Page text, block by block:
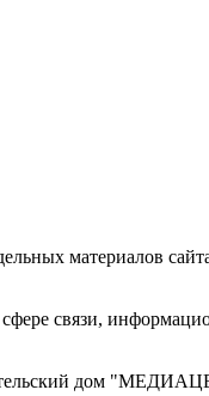
материалов
связи,
дом